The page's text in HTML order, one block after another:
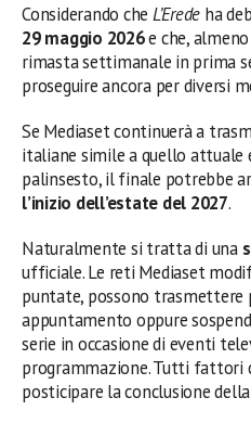
Considerando che L’Erede ha
29 maggio 2026e che,
rimasta settimanale in prima
proseguire ancora per diversi
Se Mediaset continuerà a
italiane simile a quello
palinsesto, il finale potrebbe
l’inizio dell’estate del 2027.
Naturalmente si tratta di una
ufficiale. Le reti Mediaset
puntate, possono trasmettere
appuntamento oppure
serie in occasione di eventi
programmazione. Tutti fattori
posticipare la conclusione